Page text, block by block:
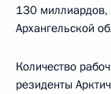
130
Архангельской
Количество
резиденты